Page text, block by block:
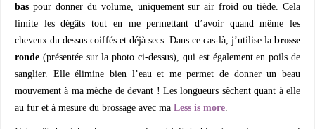
bas pour donner du volume, uniquement sur air froid ou tiède. Cela
limite les dégâts tout en me permettant d’avoir quand même les
cheveux du dessus coiffés et déjà secs. Dans ce cas-là, j’utilise la brosse
ronde (présentée sur la photo ci-dessus), qui est également en poils de
sanglier. Elle élimine bien l’eau et me permet de donner un beau
mouvement à ma mèche de devant ! Les longueurs sèchent quant à elle
au fur et à mesure du brossage avec ma Less is more